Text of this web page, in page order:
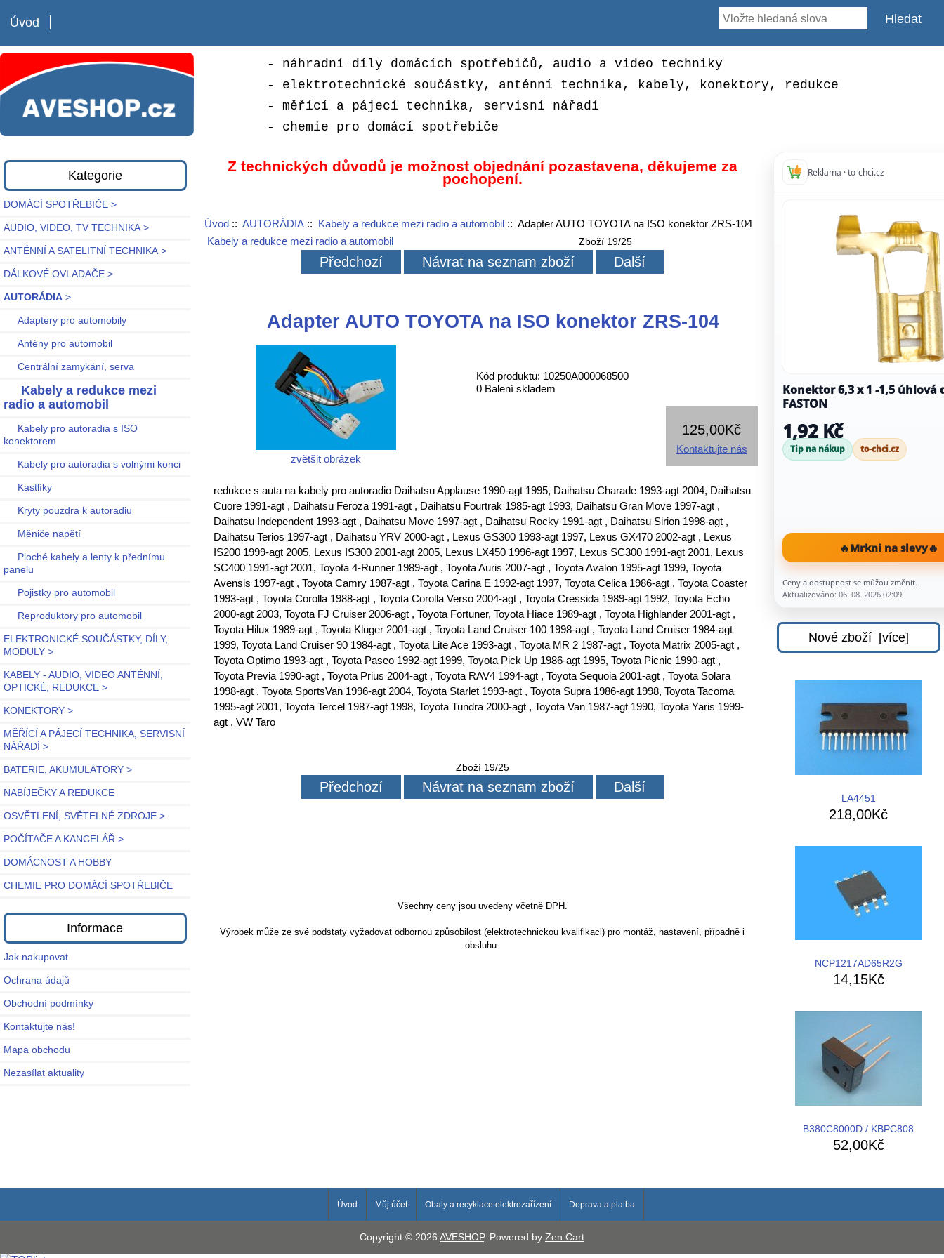
Úvod
- náhradní díly domácích spotřebičů, audio a video techniky
- elektrotechnické součástky, anténní technika, kabely, konektory, redukce
- měřící a pájecí technika, servisní nářadí
- chemie pro domácí spotřebiče
Kategorie
DOMÁCÍ SPOTŘEBIČE >
AUDIO, VIDEO, TV TECHNIKA >
ANTÉNNÍ A SATELITNÍ TECHNIKA >
DÁLKOVÉ OVLADAČE >
AUTORÁDIA >
Adaptery pro automobily
Antény pro automobil
Centrální zamykání, serva
Kabely a redukce mezi
radio a automobil
Kabely pro autoradia s ISO
konektorem
Kabely pro autoradia s volnými konci
Kastlíky
Kryty pouzdra k autoradiu
Měniče napětí
Ploché kabely a lenty k přednímu
panelu
Pojistky pro automobil
Reproduktory pro automobil
ELEKTRONICKÉ SOUČÁSTKY, DÍLY,
MODULY >
KABELY - AUDIO, VIDEO ANTÉNNÍ,
OPTICKÉ, REDUKCE >
KONEKTORY >
MĚŘÍCÍ A PÁJECÍ TECHNIKA, SERVISNÍ
NÁŘADÍ >
BATERIE, AKUMULÁTORY >
NABÍJEČKY A REDUKCE
OSVĚTLENÍ, SVĚTELNÉ ZDROJE >
POČÍTAČE A KANCELÁŘ >
DOMÁCNOST A HOBBY
CHEMIE PRO DOMÁCÍ SPOTŘEBIČE
Informace
Jak nakupovat
Ochrana údajů
Obchodní podmínky
Kontaktujte nás!
Mapa obchodu
Nezasílat aktuality
Z technických důvodů je možnost objednání pozastavena, děkujeme za
pochopení.
Úvod:: AUTORÁDIA:: Kabely a redukce mezi radio a automobil:: Adapter AUTO TOYOTA na ISO konektor ZRS-104
Kabely a redukce mezi radio a automobil
Zboží 19/25
Předchozí Návrat na seznam zboží Další
Adapter AUTO TOYOTA na ISO konektor ZRS-104
zvětšit obrázek
Kód produktu: 10250A000068500
0 Balení skladem
125,00Kč
Kontaktujte nás
redukce s auta na kabely pro autoradio Daihatsu Applause 1990-agt 1995, Daihatsu Charade 1993-agt 2004, Daihatsu
Cuore 1991-agt , Daihatsu Feroza 1991-agt , Daihatsu Fourtrak 1985-agt 1993, Daihatsu Gran Move 1997-agt ,
Daihatsu Independent 1993-agt , Daihatsu Move 1997-agt , Daihatsu Rocky 1991-agt , Daihatsu Sirion 1998-agt ,
Daihatsu Terios 1997-agt , Daihatsu YRV 2000-agt , Lexus GS300 1993-agt 1997, Lexus GX470 2002-agt , Lexus
IS200 1999-agt 2005, Lexus IS300 2001-agt 2005, Lexus LX450 1996-agt 1997, Lexus SC300 1991-agt 2001, Lexus
SC400 1991-agt 2001, Toyota 4-Runner 1989-agt , Toyota Auris 2007-agt , Toyota Avalon 1995-agt 1999, Toyota
Avensis 1997-agt , Toyota Camry 1987-agt , Toyota Carina E 1992-agt 1997, Toyota Celica 1986-agt , Toyota Coaster
1993-agt , Toyota Corolla 1988-agt , Toyota Corolla Verso 2004-agt , Toyota Cressida 1989-agt 1992, Toyota Echo
2000-agt 2003, Toyota FJ Cruiser 2006-agt , Toyota Fortuner, Toyota Hiace 1989-agt , Toyota Highlander 2001-agt ,
Toyota Hilux 1989-agt , Toyota Kluger 2001-agt , Toyota Land Cruiser 100 1998-agt , Toyota Land Cruiser 1984-agt
1999, Toyota Land Cruiser 90 1984-agt , Toyota Lite Ace 1993-agt , Toyota MR 2 1987-agt , Toyota Matrix 2005-agt ,
Toyota Optimo 1993-agt , Toyota Paseo 1992-agt 1999, Toyota Pick Up 1986-agt 1995, Toyota Picnic 1990-agt ,
Toyota Previa 1990-agt , Toyota Prius 2004-agt , Toyota RAV4 1994-agt , Toyota Sequoia 2001-agt , Toyota Solara
1998-agt , Toyota SportsVan 1996-agt 2004, Toyota Starlet 1993-agt , Toyota Supra 1986-agt 1998, Toyota Tacoma
1995-agt 2001, Toyota Tercel 1987-agt 1998, Toyota Tundra 2000-agt , Toyota Van 1987-agt 1990, Toyota Yaris 1999-
agt , VW Taro
Zboží 19/25
Předchozí Návrat na seznam zboží Další
Všechny ceny jsou uvedeny včetně DPH.
Výrobek může ze své podstaty vyžadovat odbornou způsobilost (elektrotechnickou kvalifikaci) pro montáž, nastavení, případně i
obsluhu.
Reklama · to-chci.cz
Konektor 6,3 x 1 -1,5
FASTON
1,92 Kč
Tip na nákup to-chci.cz
🔥Mrkni na slevy🔥
Ceny a dostupnost se můžou změnit.
Aktualizováno: 06. 08. 2026 02:09
Nové zboží [více]
LA4451
218,00Kč
NCP1217AD65R2G
14,15Kč
B380C8000D / KBPC808
52,00Kč
Úvod Můj účet Obaly a recyklace elektrozařízení Doprava a platba
Copyright © 2026 AVESHOP. Powered by Zen Cart